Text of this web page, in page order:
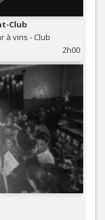
Club
à vins - Club
2h00